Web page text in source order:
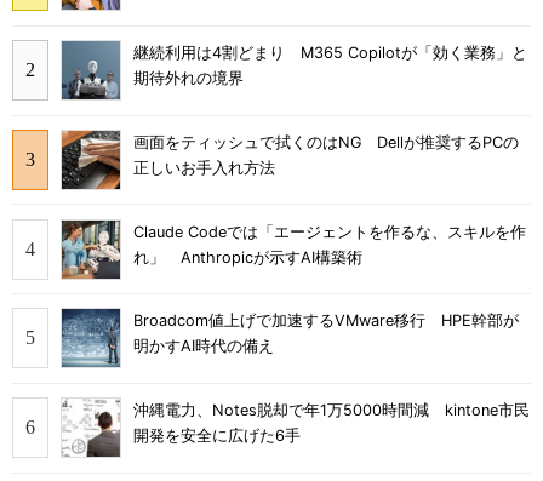
継続利用は4割どまり M365 Copilotが「効く業務」と
期待外れの境界
画面をティッシュで拭くのはNG Dellが推奨するPCの
正しいお手入れ方法
Claude Codeでは「エージェントを作るな、スキルを作
れ」 Anthropicが示すAI構築術
Broadcom値上げで加速するVMware移行 HPE幹部が
明かすAI時代の備え
沖縄電力、Notes脱却で年1万5000時間減 kintone市民
開発を安全に広げた6手